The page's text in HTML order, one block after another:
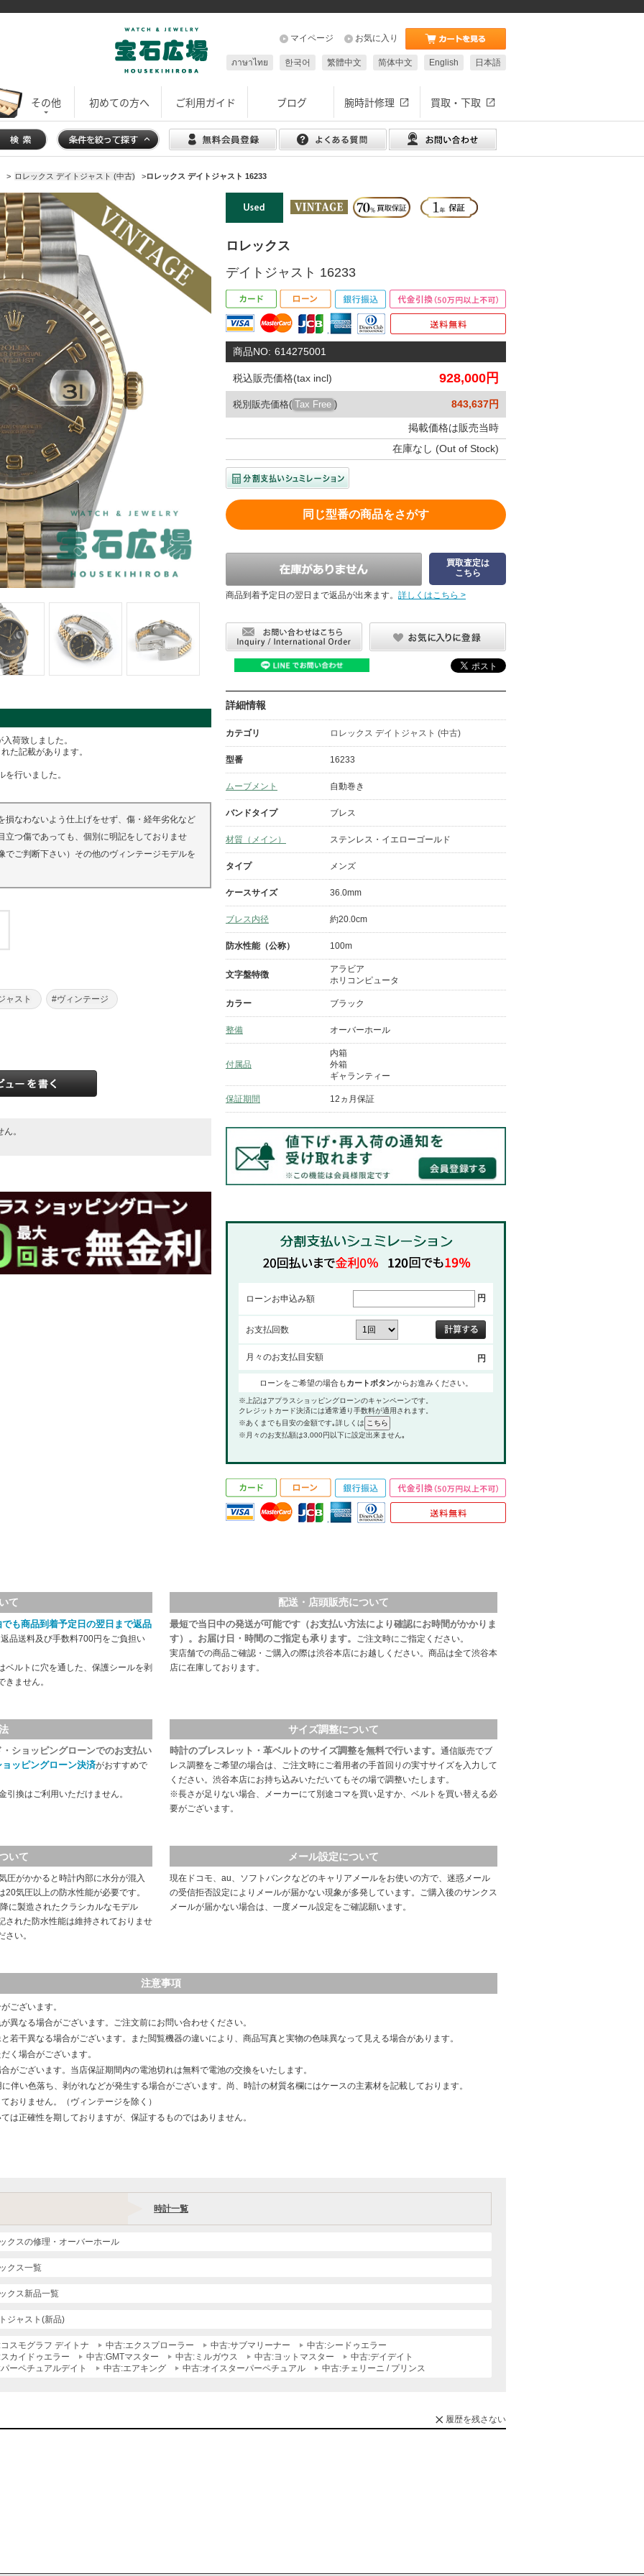
お気に入り
マイページ
日本語
English
简体中文
繁體中文
한국어
ภาษาไทย
その他 初めての方へ ご利用ガイド ブログ 腕時計修理 買取・下取
> ロレックス デイトジャスト (中古) >ロレックス デイトジャスト 16233
荷致しました。
た記載があります。
行いました。
なわないよう仕上げをせず、傷・経年劣化など
つ傷であっても、個別に明記をしておりませ
ご判断下さい）その他のヴィンテージモデルを
ャスト #ヴィンテージ
。
ロレックス
デイトジャスト 16233
商品NO: 614275001
税込販売価格(tax incl) 928,000円
税別販売価格( Tax Free ) 843,637円
掲載価格は販売当時
在庫なし (Out of Stock)
同じ型番の商品をさがす
買取査定は
こちら
商品到着予定日の翌日まで返品が出来ます。 詳しくはこちら >
詳細情報
カテゴリ ロレックス デイトジャスト (中古)
型番 16233
ムーブメント 自動巻き
バンドタイプ ブレス
材質（メイン） ステンレス・イエローゴールド
タイプ メンズ
ケースサイズ 36.0mm
ブレス内径 約20.0cm
防水性能（公称） 100m
文字盤特徴
アラビア
ホリコンピュータ
カラー ブラック
整備 オーバーホール
付属品
内箱
外箱
ギャランティー
保証期間 12ヵ月保証
ローンお申込み額 円
お支払回数
月々のお支払目安額 円
ローンをご希望の場合もカートボタンからお進みください。
※上記はアプラスショッピングローンのキャンペーンです。
クレジットカード決済には通常通り手数料が適用されます。
※あくまでも目安の金額です｡詳しくは
※月々のお支払額は3,000円以下に設定出来ません｡
て
も商品到着予定日の翌日まで返品
品送料及び手数料700円をご負担い
ルトに穴を通した、保護シールを剥
ません。
配送・店頭販売について
最短で当日中の発送が可能です（お支払い方法により確認にお時間がかかりま
す）。お届け日・時間のご指定も承ります。
ご注文時にご指定ください。
実店舗での商品ご確認・ご購入の際は渋谷本店にお越しください。商品は全て渋谷本
店に在庫しております。
ショッピングローンでのお支払い
ョッピングローン決済がおすすめで
換はご利用いただけません。
サイズ調整について
時計のブレスレット・革ベルトのサイズ調整を無料で行います。 通信販売でブ
レス調整をご希望の場合は、ご注文時にご着用者の手首回りの実寸サイズを入力して
ください。渋谷本店にお持ち込みいただいてもその場で調整いたします。
※長さが足りない場合、メーカーにて別途コマを買い足すか、ベルトを買い替える必
要がございます。
いて
圧がかかると時計内部に水分が混入
気圧以上の防水性能が必要です。
に製造されたクラシカルなモデル
された防水性能は維持されておりませ
い。
メール設定について
現在ドコモ、au、ソフトバンクなどのキャリアメールをお使いの方で、迷惑メール
の受信拒否設定によりメールが届かない現象が多発しています。ご購入後のサンクス
メールが届かない場合は、一度メール設定をご確認願います。
注意事項
ございます。
異なる場合がございます。ご注文前にお問い合わせください。
若干異なる場合がございます。また閲覧機器の違いにより、商品写真と実物の色味異なって見える場合があります。
く場合がございます。
がございます。当店保証期間内の電池切れは無料で電池の交換をいたします。
伴い色落ち、剥がれなどが発生する場合がございます。尚、時計の材質名欄にはケースの主素材を記載しております。
おりません。（ヴィンテージを除く）
は正確性を期しておりますが、保証するものではありません。
時計一覧
クスの修理・オーバーホール
クス一覧
クス新品一覧
ジャスト(新品)
スモグラフ デイトナ 中古:エクスプローラー 中古:サブマリーナー
中古:シードゥエラー
カイドゥエラー
中古:GMTマスター 中古:ミルガウス 中古:ヨットマスター
中古:デイデイト
ーペチュアルデイト
中古:エアキング 中古:オイスターパーペチュアル 中古:チェリーニ / プリンス
履歴を残さない